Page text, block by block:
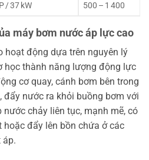
/ 37 kW 500 – 1 400
máy bơm nước áp lực cao
hoạt động dựa trên nguyên lý
học thành năng lượng động lực
cơ quay, cánh bơm bên trong
đẩy nước ra khỏi buồng bơm với
chảy liên tục, mạnh mẽ, có
hoặc đẩy lên bồn chứa ở các
áp.